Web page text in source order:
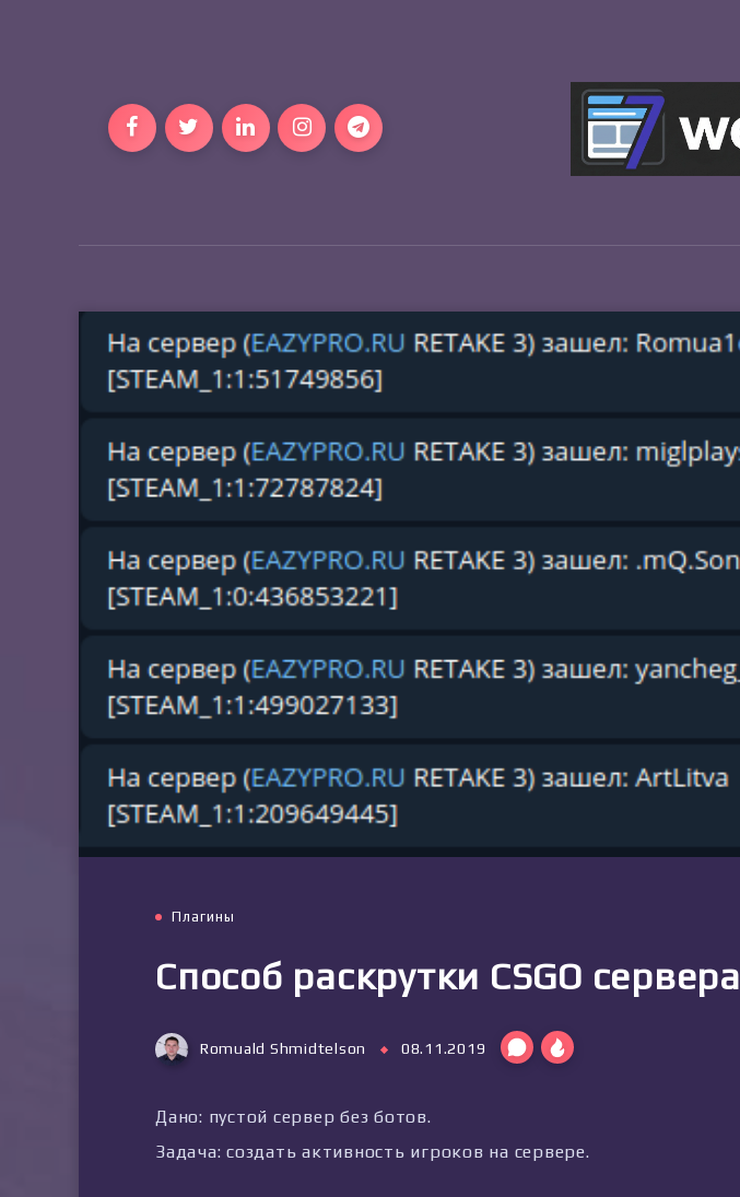
Плагины
Способ раскрутки CSGO сервера
Romuald Shmidtelson 08.11.2019
Дано: пустой сервер без ботов.
Задача: создать активность игроков на сервере.